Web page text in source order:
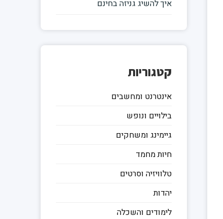
איך להשיג גניזה בחינם
קטגוריות
אינטרנט ומחשבים
בילויים ונופש
גיימינג ומשחקים
חיות מחמד
טלוויזיה וסרטים
יהדות
לימודים והשכלה